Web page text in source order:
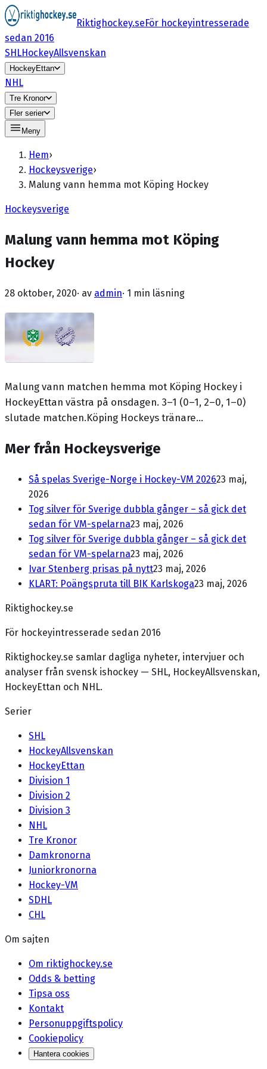
Riktighockey.seFör hockeyintresserade
sedan 2016
SHLHockeyAllsvenskan
HockeyEttan
NHL
Tre Kronor
Fler serier
Meny
Hem›
Hockeysverige›
Malung vann hemma mot Köping Hockey
Hockeysverige
Malung vann hemma mot Köping
Hockey
28 oktober, 2020· av admin· 1 min läsning
Malung vann matchen hemma mot Köping Hockey i
HockeyEttan västra på onsdagen. 3–1 (0–1, 2–0, 1–0)
slutade matchen.Köping Hockeys tränare...
Mer från Hockeysverige
Så spelas Sverige-Norge i Hockey-VM 202623 maj,
2026
Tog silver för Sverige dubbla gånger – så gick det
sedan för VM-spelarna23 maj, 2026
Tog silver för Sverige dubbla gånger – så gick det
sedan för VM-spelarna23 maj, 2026
Ivar Stenberg prisas på nytt23 maj, 2026
KLART: Poängspruta till BIK Karlskoga23 maj, 2026
Riktighockey.se
För hockeyintresserade sedan 2016
Riktighockey.se samlar dagliga nyheter, intervjuer och
analyser från svensk ishockey — SHL, HockeyAllsvenskan,
HockeyEttan och NHL.
Serier
SHL
HockeyAllsvenskan
HockeyEttan
Division 1
Division 2
Division 3
NHL
Tre Kronor
Damkronorna
Juniorkronorna
Hockey-VM
SDHL
CHL
Om sajten
Om riktighockey.se
Odds & betting
Tipsa oss
Kontakt
Personuppgiftspolicy
Cookiepolicy
Hantera cookies